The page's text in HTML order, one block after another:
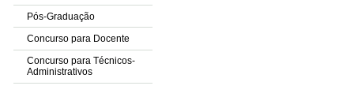
Pós-Graduação
Concurso para Docente
Concurso para Técnicos-
Administrativos